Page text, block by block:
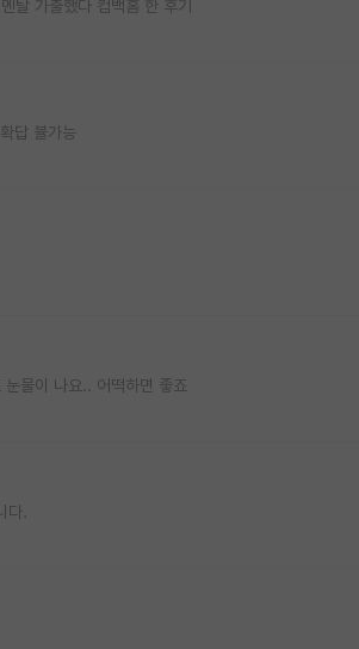
탈 가출했다 컴백홈 한 후기
답 뷸가능
눈물이 나요.. 어떡하면 좋죠
.